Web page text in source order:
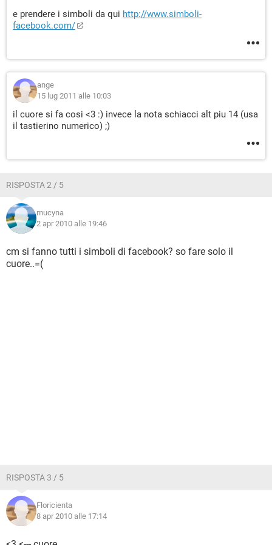
e prendere i simboli da qui http://www.simboli-
facebook.com/
ange
15 lug 2011 alle 10:03
il cuore si fa cosi <3 :) invece la nota schiacci alt piu 14 (usa
il tastierino numerico) ;)
RISPOSTA 2 / 5
mucyna
2 apr 2010 alle 19:46
cm si fanno tutti i simboli di facebook? so fare solo il
cuore..=(
RISPOSTA 3 / 5
Floricienta
8 apr 2010 alle 17:14